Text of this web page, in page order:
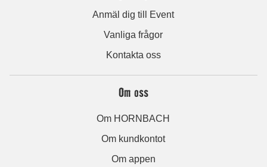
Anmäl dig till Event
Vanliga frågor
Kontakta oss
Om oss
Om HORNBACH
Om kundkontot
Om appen